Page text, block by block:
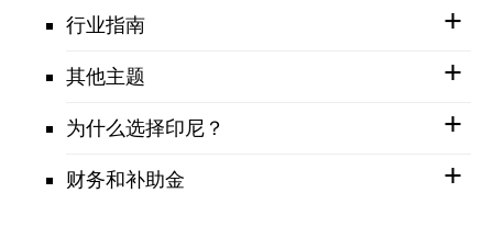
行业指南
其他主题
为什么选择印尼？
财务和补助金